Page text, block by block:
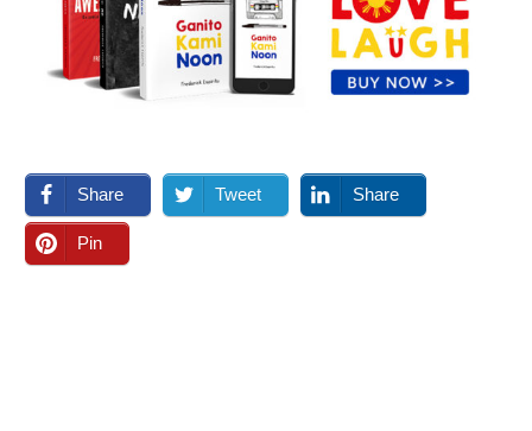
Share Tweet Share
Pin